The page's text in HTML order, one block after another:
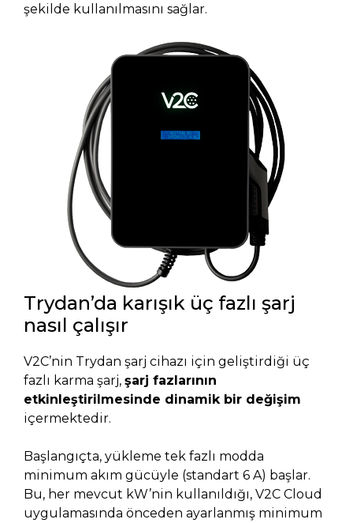
şekilde kullanılmasını sağlar.
Trydan’da karışık üç fazlı şarj
nasıl çalışır
V2C’nin Trydan şarj cihazı için geliştirdiği üç
fazlı karma şarj, şarj fazlarının
etkinleştirilmesinde dinamik bir değişim
içermektedir.
Başlangıçta, yükleme tek fazlı modda
minimum akım gücüyle (standart 6 A) başlar.
Bu, her mevcut kW’nin kullanıldığı, V2C Cloud
uygulamasında önceden ayarlanmış minimum